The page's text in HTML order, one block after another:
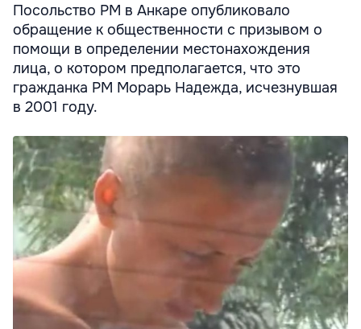
Посольство РМ в Анкаре опубликовало
обращение к общественности с призывом о
помощи в определении местонахождения
лица, о котором предполагается, что это
гражданка РМ Морарь Надежда, исчезнувшая
в 2001 году.